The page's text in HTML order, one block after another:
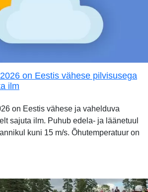
on Eestis vähese pilvisusega
ilm
on Eestis vähese ja vahelduva
sajuta ilm. Puhub edela- ja läänetuul
kuni 15 m/s. Õhutemperatuur on